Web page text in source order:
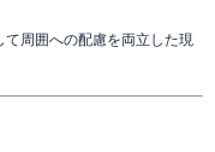
周囲への配慮を両立した現